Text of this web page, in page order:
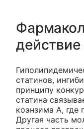
действие
статинов,
принципу
статина
коэнзима А, где
Другая часть